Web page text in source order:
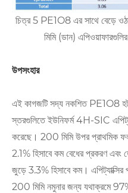
চিত্র 5 PE1O8 এর সাথে বেড়ে
মিমি (ডান)
উপসংহার
এই কাগজটি সদ্য নকশিত PE1O8
স্তরগুলিতে ইউনিফর্ম 4H-SIC
করেছে। 200 মিমি উপর প্রাথমিক
2.1% হিসাবে কম বেধের প্রকরণ এবং
জুড়ে 3.3% হিসাবে কম।
200 মিমি নমুনার জন্য যথাক্রমে